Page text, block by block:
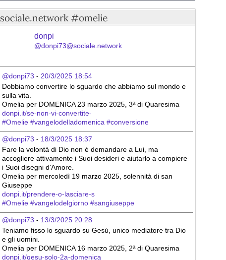
sociale.network #omelie
donpi
@donpi73@sociale.network
@donpi73 - 20/3/2025 18:54
Dobbiamo convertire lo sguardo che abbiamo sul mondo e
sulla vita.
Omelia per DOMENICA 23 marzo 2025, 3ª di Quaresima
donpi.it/se-non-vi-convertite-
#Omelie #vangelodelladomenica #conversione
@donpi73 - 18/3/2025 18:37
Fare la volontà di Dio non è demandare a Lui, ma
accogliere attivamente i Suoi desideri e aiutarlo a compiere
i Suoi disegni d'Amore.
Omelia per mercoledì 19 marzo 2025, solennità di san
Giuseppe
donpi.it/prendere-o-lasciare-s
#Omelie #vangelodelgiorno #sangiuseppe
@donpi73 - 13/3/2025 20:28
Teniamo fisso lo sguardo su Gesù, unico mediatore tra Dio
e gli uomini.
Omelia per DOMENICA 16 marzo 2025, 2ª di Quaresima
donpi.it/gesu-solo-2a-domenica